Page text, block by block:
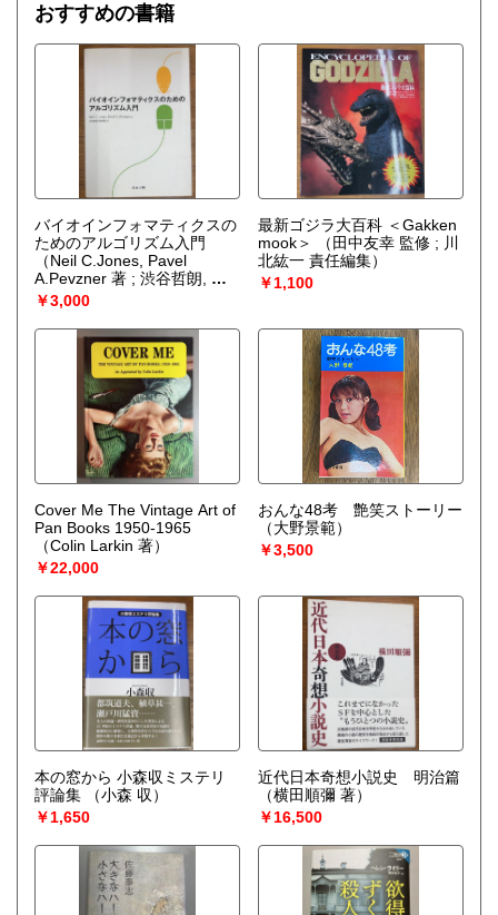
おすすめの書籍
バイオインフォマティクスの
ためのアルゴリズム入門
（Neil C.Jones, Pavel
A.Pevzner 著 ; 渋谷哲朗, 坂
内英夫 訳）
￥3,000
最新ゴジラ大百科 ＜Gakken
mook＞
（田中友幸 監修 ; 川
北紘一 責任編集）
￥1,100
Cover Me The Vintage Art of
Pan Books 1950-1965
（Colin Larkin 著）
￥22,000
おんな48考 艶笑ストーリー
（大野景範）
￥3,500
本の窓から 小森収ミステリ
評論集
（小森 収）
￥1,650
近代日本奇想小説史 明治篇
（横田順彌 著）
￥16,500